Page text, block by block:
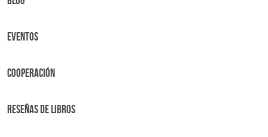
Eventos
Cooperación
Reseñas de libros